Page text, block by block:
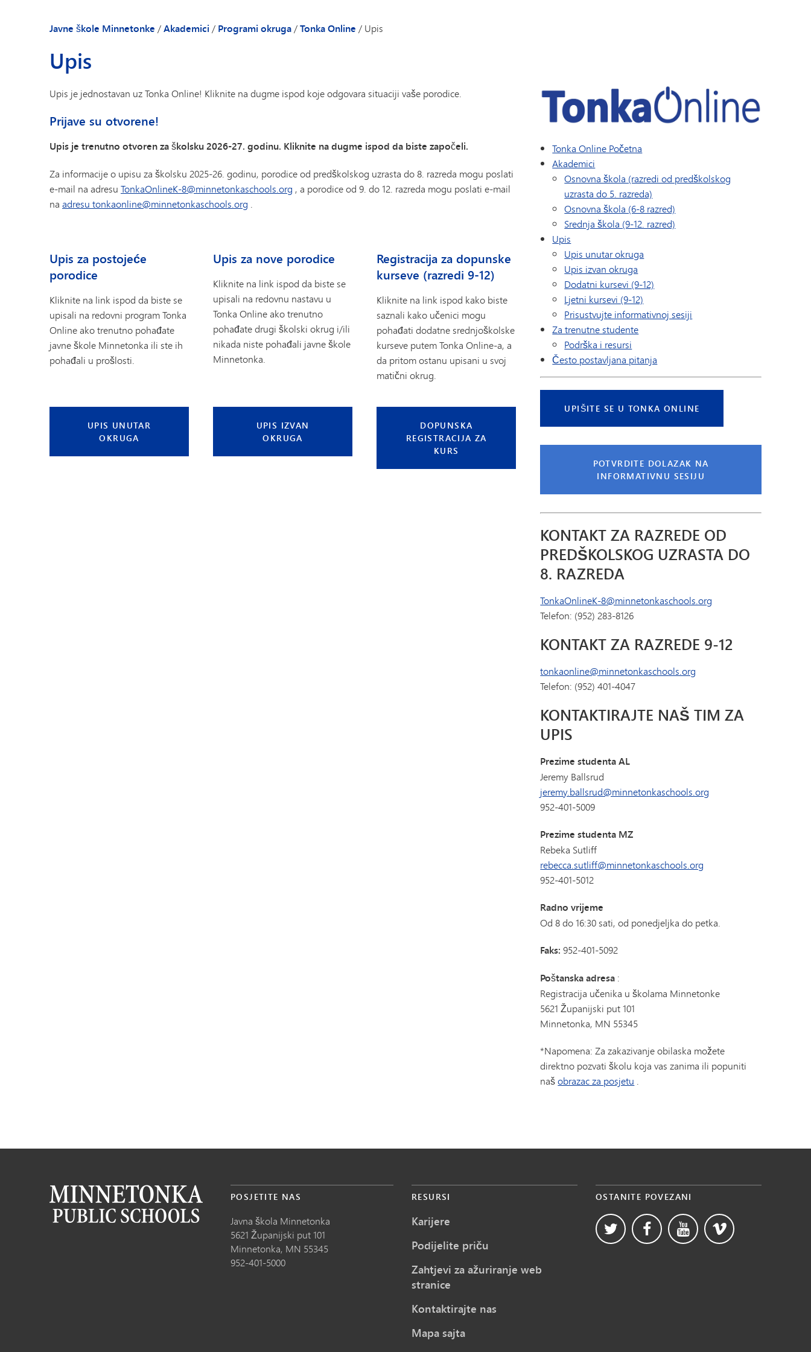
Javne škole Minnetonke /Akademici / Programi okruga/Tonka Online / Upis
Upis
Upis je jednostavan uz Tonka Online! Kliknite na dugme ispod koje odgovara situaciji vaše porodice.
Prijave su otvorene!
Upis je trenutno otvoren za školsku 2026-27. godinu. Kliknite na dugme ispod da biste započeli.
Za informacije o upisu za školsku 2025-26. godinu, porodice od predškolskog uzrasta do 8. razreda mogu poslati
e-mail na adresu TonkaOnlineK-8@minnetonkaschools.org , a porodice od 9. do 12. razreda mogu poslati e-mail
na adresu tonkaonline@minnetonkaschools.org .
Upis za postojeće
porodice
Kliknite na link ispod da biste se
upisali na redovni program Tonka
Online ako trenutno pohađate
javne škole Minnetonka ili ste ih
pohađali u prošlosti.
Upis za nove porodice
Kliknite na link ispod da biste se
upisali na redovnu nastavu u
Tonka Online ako trenutno
pohađate drugi školski okrug i/ili
nikada niste pohađali javne škole
Minnetonka.
Registracija za dopunske
kurseve (razredi 9-12)
Kliknite na link ispod kako biste
saznali kako učenici mogu
pohađati dodatne srednjoškolske
kurseve putem Tonka Online-a, a
da pritom ostanu upisani u svoj
matični okrug.
UPIS UNUTAR
OKRUGA
UPIS IZVAN
OKRUGA
DOPUNSKA
REGISTRACIJA ZA
KURS
Tonka Online Početna
Akademici
Osnovna škola (razredi od predškolskog
uzrasta do 5. razreda)
Osnovna škola (6-8 razred)
Srednja škola (9-12. razred)
Upis
Upis unutar okruga
Upis izvan okruga
Dodatni kursevi (9-12)
Ljetni kursevi (9-12)
Prisustvujte informativnoj sesiji
Za trenutne studente
Podrška i resursi
Često postavljana pitanja
UPIŠITE SE U TONKA ONLINE
POTVRDITE DOLAZAK NA
INFORMATIVNU SESIJU
KONTAKT ZA RAZREDE OD
PREDŠKOLSKOG UZRASTA DO
8. RAZREDA
TonkaOnlineK-8@minnetonkaschools.org
Telefon: (952) 283-8126
KONTAKT ZA RAZREDE 9-12
tonkaonline@minnetonkaschools.org
Telefon: (952) 401-4047
KONTAKTIRAJTE NAŠ TIM ZA
UPIS
Prezime studenta AL
Jeremy Ballsrud
jeremy.ballsrud@minnetonkaschools.org
952-401-5009
Prezime studenta MZ
Rebeka Sutliff
rebecca.sutliff@minnetonkaschools.org
952-401-5012
Radno vrijeme
Od 8 do 16:30 sati, od ponedjeljka do petka.
Faks: 952-401-5092
Poštanska adresa :
Registracija učenika u školama Minnetonke
5621 Županijski put 101
Minnetonka, MN 55345
*Napomena: Za zakazivanje obilaska možete
direktno pozvati školu koja vas zanima ili popuniti
našobrazac za posjetu .
POSJETITE NAS
Javna škola Minnetonka
5621 Županijski put 101
Minnetonka, MN 55345
952-401-5000
RESURSI
Karijere
Podijelite priču
Zahtjevi za ažuriranje web
stranice
Kontaktirajte nas
Mapa sajta
OSTANITE POVEZANI